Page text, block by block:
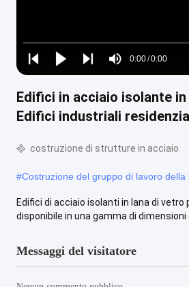
Play
Play
Play
Mute
Time
0:00/0:00
Loaded:
0%
Edifici in acciaio isolante
Edifici industriali
costruzione di strutture in acciaio
#Costruzione del gruppo di lavoro
Edifici di acciaio isolanti in lana di
disponibile in una gamma di dimensioni
Messaggi del visitatore